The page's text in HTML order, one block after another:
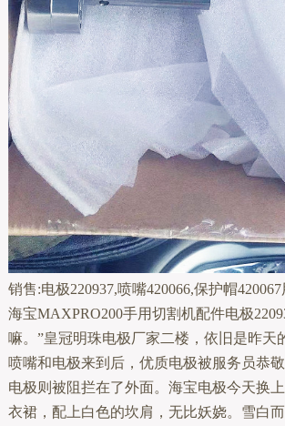
销售:电极220937,喷嘴420066,保护帽
海宝MAXPRO200手用切割机配件电极
嘛。”皇冠明珠电极厂家二楼，依旧是昨天
喷嘴和电极来到后，优质电极被服务员恭
电极则被阻拦在了外面。海宝电极今天换
衣裙，配上白色的坎肩，无比妖娆。雪白